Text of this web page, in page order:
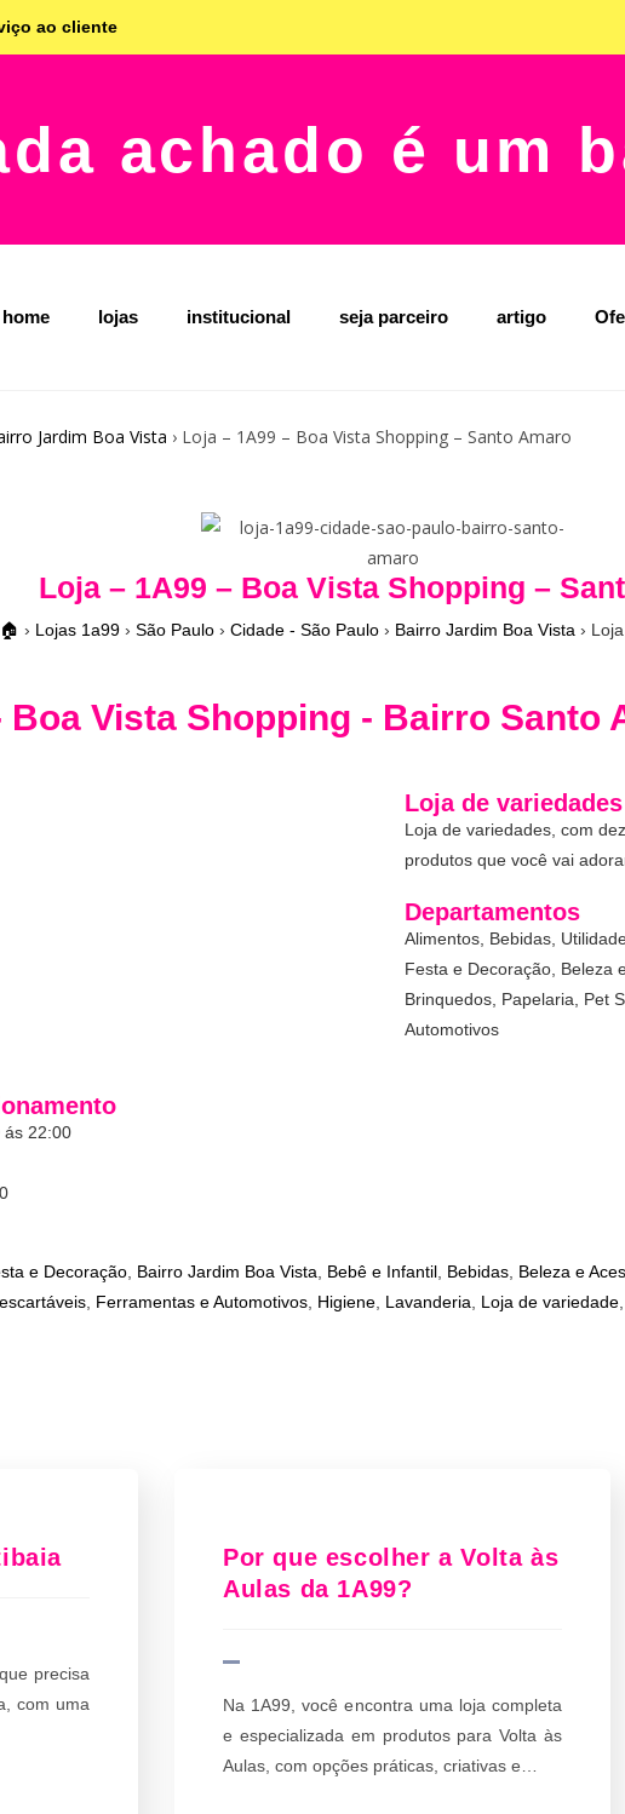
ao cliente
achado é um
home lojas institucional seja parceiro artigo
Jardim Boa Vista › Loja – 1A99 – Boa Vista Shopping – Santo Amaro
Loja – 1A99 – Boa Vista Shopping –
🏠 › Lojas 1a99 › São Paulo › Cidade - São Paulo › Bairro Jardim Boa Vista ›
Boa Vista Shopping - Bairro Santo
Loja de variedades
Loja de variedades, com
produtos que você vai
Departamentos
Alimentos, Bebidas,
Festa e Decoração, Beleza
Brinquedos, Papelaria, Pet
Automotivos
ás 22:00
e Decoração, Bairro Jardim Boa Vista Bebê e Infantil, Bebidas, Beleza e
, Ferramentas e Automotivos, Higiene, Lavanderia Loja de variedade,
precisa
com uma
Por que escolher a Volta às
Aulas da 1A99?
Na 1A99, você encontra uma loja completa
e especializada em produtos para Volta às
Aulas, com opções práticas, criativas e…